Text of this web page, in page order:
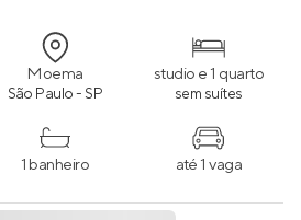
Moema
São Paulo - SP
studio e 1 quarto
sem suítes
1 banheiro até 1 vaga